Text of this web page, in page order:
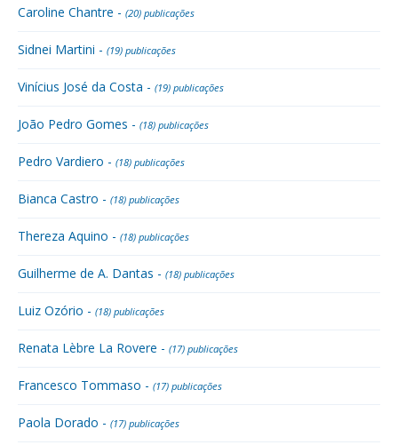
Caroline Chantre - (20) publicações
Sidnei Martini - (19) publicações
Vinícius José da Costa - (19) publicações
João Pedro Gomes - (18) publicações
Pedro Vardiero - (18) publicações
Bianca Castro - (18) publicações
Thereza Aquino - (18) publicações
Guilherme de A. Dantas - (18) publicações
Luiz Ozório - (18) publicações
Renata Lèbre La Rovere - (17) publicações
Francesco Tommaso - (17) publicações
Paola Dorado - (17) publicações